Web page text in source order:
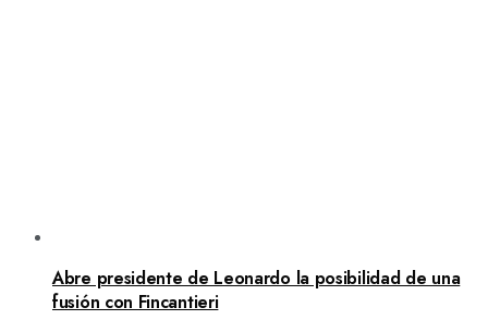
Abre presidente de Leonardo la posibilidad de una
fusión con Fincantieri